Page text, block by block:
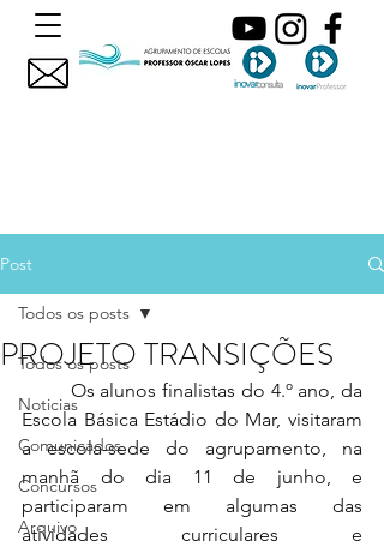
Post
Todos os posts
Noticias
Comunicados
Concursos
Arquivo
Todos os posts
PROJETO TRANSIÇÕES
Escola Básica Estádio do Mar, visitaram
a escola-sede do agrupamento, na
manhã do dia 11 de junho, e
participaram em algumas das
atividades curriculares e